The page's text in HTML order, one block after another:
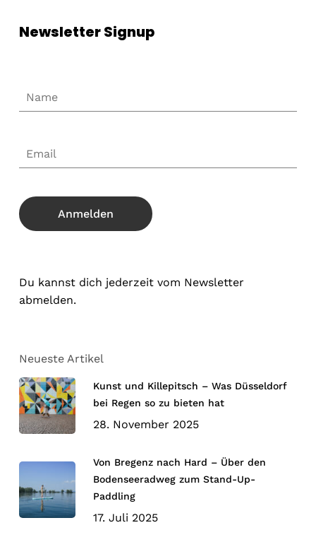
Newsletter Signup
Du kannst dich jederzeit vom Newsletter
abmelden.
Neueste Artikel
Kunst und Killepitsch – Was Düsseldorf
bei Regen so zu bieten hat
28. November 2025
Von Bregenz nach Hard – Über den
Bodenseeradweg zum Stand-Up-
Paddling
17. Juli 2025